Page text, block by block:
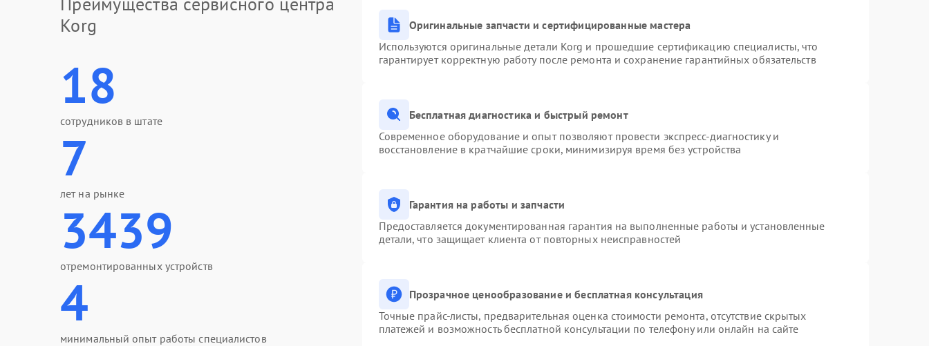
Korg
18
сотрудников в штате
7
лет на рынке
3439
отремонтированных устройств
4
минимальный опыт работы специалистов
Оригинальные запчасти и сертифицированные мастера
Используются оригинальные детали Korg и прошедшие сертификацию специалисты, что
гарантирует корректную работу после ремонта и сохранение гарантийных обязательств
Бесплатная диагностика и быстрый ремонт
Современное оборудование и опыт позволяют провести экспресс-диагностику и
восстановление в кратчайшие сроки, минимизируя время без устройства
Гарантия на работы и запчасти
Предоставляется документированная гарантия на выполненные работы и установленные
детали, что защищает клиента от повторных неисправностей
Прозрачное ценообразование и бесплатная консультация
Точные прайс-листы, предварительная оценка стоимости ремонта, отсутствие скрытых
платежей и возможность бесплатной консультации по телефону или онлайн на сайте